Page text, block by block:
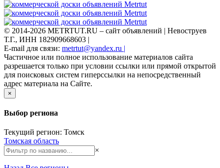
© 2014-2026 METRTUT.RU – сайт объявлений | Невоструев
Т.Г., ИНН 182909668603 |
E-mail для связи: metrtut@yandex.ru |
Частичное или полное использование материалов сайта
разрешается только при условии ссылки или прямой открытой
для поисковых систем гиперссылки на непосредственный
адрес материала на Сайте.
×
Выбор региона
Текущий регион: Томск
Томская область
×